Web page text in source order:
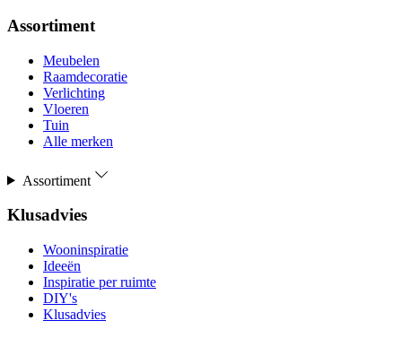
Assortiment
Meubelen
Raamdecoratie
Verlichting
Vloeren
Tuin
Alle merken
Assortiment
Klusadvies
Wooninspiratie
Ideeën
Inspiratie per ruimte
DIY's
Klusadvies